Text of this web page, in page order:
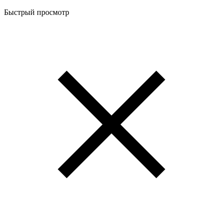
Быстрый просмотр